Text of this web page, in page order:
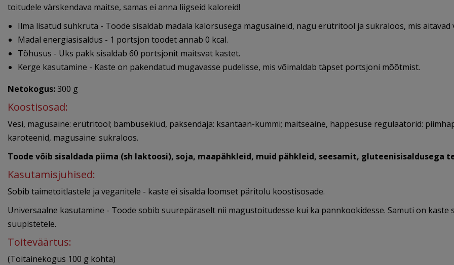
toitudele värskendava maitse, samas ei anna liigseid kaloreid!
Ilma lisatud suhkruta - Toode sisaldab madala kalorsusega magusaineid, nagu erütritool ja sukraloos, mis aitavad
Madal energiasisaldus - 1 portsjon toodet annab 0 kcal.
Tõhusus - Üks pakk sisaldab 60 portsjonit maitsvat kastet.
Kerge kasutamine - Kaste on pakendatud mugavasse pudelisse, mis võimaldab täpset portsjoni mõõtmist.
Netokogus:300 g
Koostisosad:
Vesi, magusaine: erütritool; bambusekiud, paksendaja: ksantaan-kummi; maitseaine, happesuse regulaatorid:
karoteenid, magusaine: sukraloos.
Toode võib sisaldada piima (sh laktoosi), soja, maapähkleid, muid pähkleid, seesamit, gluteenisisaldusega
Kasutamisjuhised:
Sobib taimetoitlastele ja veganitele - kaste ei sisalda loomset päritolu koostisosade.
Universaalne kasutamine - Toode sobib suurepäraselt nii magustoitudesse kui ka pannkookidesse. Samuti on
suupistetele.
Toiteväärtus:
(Toitainekogus 100 g kohta)